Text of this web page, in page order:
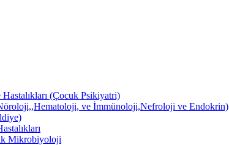
(Çocuk Psikiyatri)
ve İmmünoloji,Nefroloji ve Endokrin)
Mikrobiyoloji